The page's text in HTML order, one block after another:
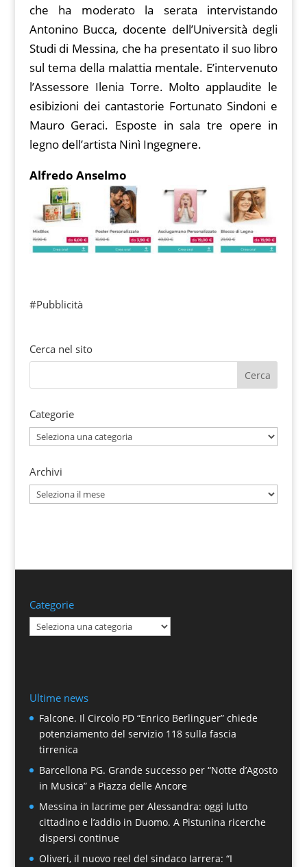
che ha moderato la serata intervistando
Antonino Bucca, docente dell’Università degli
Studi di Messina, che ha presentato il suo libro
sul tema della malattia mentale. E’intervenuto
l’Assessore Ilenia Torre. Molto applaudite le
esibizioni dei cantastorie Fortunato Sindoni e
Mauro Geraci. Esposte in sala tre opere in
legno dell’artista Ninì Ingegnere.
Alfredo Anselmo
#Pubblicità
Cerca nel sito
Categorie
Categorie
Archivi
Archivi
Categorie
Categorie
Ultime news
Falcone. Il Circolo PD “Enrico Berlinguer” chiede
potenziamento del servizio 118 sulla fascia
tirrenica
Barcellona PG. Grande successo per “Notte d’Agosto
in Musica” a Piazza delle Ancore
Messina in lacrime per Alessandra: oggi lutto
cittadino e l’addio in Duomo. A Pistunina ricerche
dispersi continue
Oliveri, il nuovo reel del sindaco Iarrera: “I